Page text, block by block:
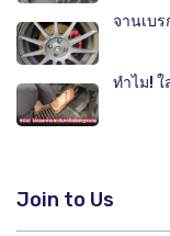
จานเบ
ทำไม!
Join to Us